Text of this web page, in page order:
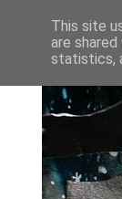
This site
are
statistics,